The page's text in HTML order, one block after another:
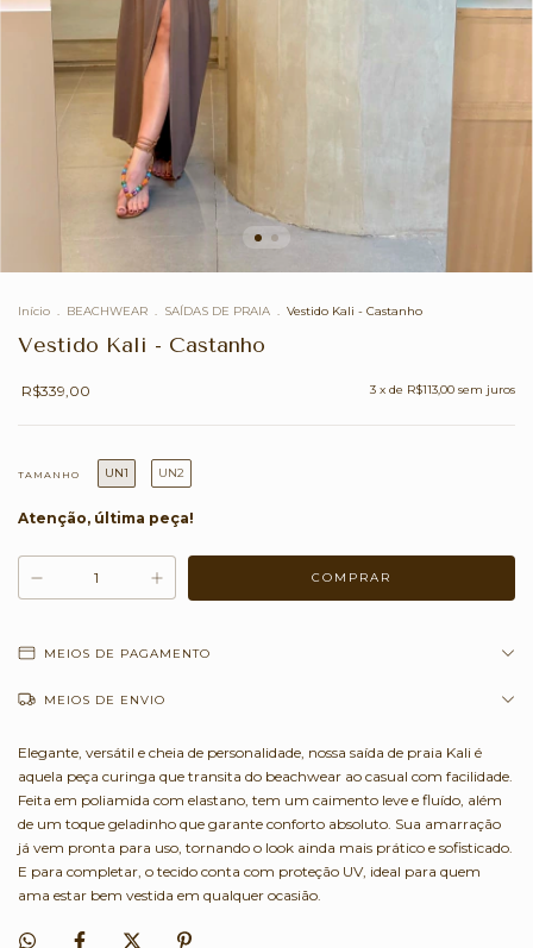
Início . BEACHWEAR . SAÍDAS DE PRAIA . Vestido Kali - Castanho
Vestido Kali - Castanho
R$339,00 3 x de R$113,00 sem juros
TAMANHO UN1 UN2
Atenção, última peça!
MEIOS DE PAGAMENTO
MEIOS DE ENVIO
Elegante, versátil e cheia de personalidade, nossa saída de praia Kali é
aquela peça curinga que transita do beachwear ao casual com facilidade.
Feita em poliamida com elastano, tem um caimento leve e fluído, além
de um toque geladinho que garante conforto absoluto. Sua amarração
já vem pronta para uso, tornando o look ainda mais prático e sofisticado.
E para completar, o tecido conta com proteção UV, ideal para quem
ama estar bem vestida em qualquer ocasião.